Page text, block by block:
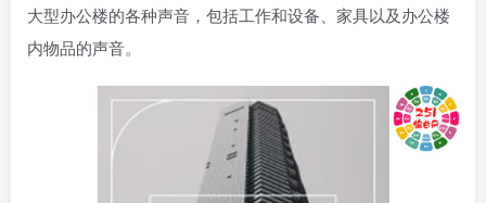
大型办公楼的各种声音，包括工作和设备、家具以及办公楼
内物品的声音。